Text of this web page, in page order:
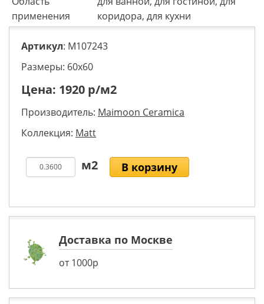
применения
коридора, для кухни
Артикул: M107243
Размеры: 60х60
Цена: 1920 р/м2
Производитель: Maimoon Ceramica
Коллекция: Matt
В корзину
Доставка по Москве
от 1000р